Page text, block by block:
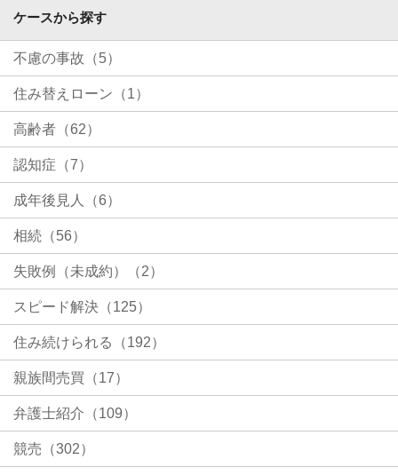
ケースから探す
不慮の事故（5）
住み替えローン（1）
高齢者（62）
認知症（7）
成年後見人（6）
相続（56）
失敗例（未成約）（2）
スピード解決（125）
住み続けられる（192）
親族間売買（17）
弁護士紹介（109）
競売（302）